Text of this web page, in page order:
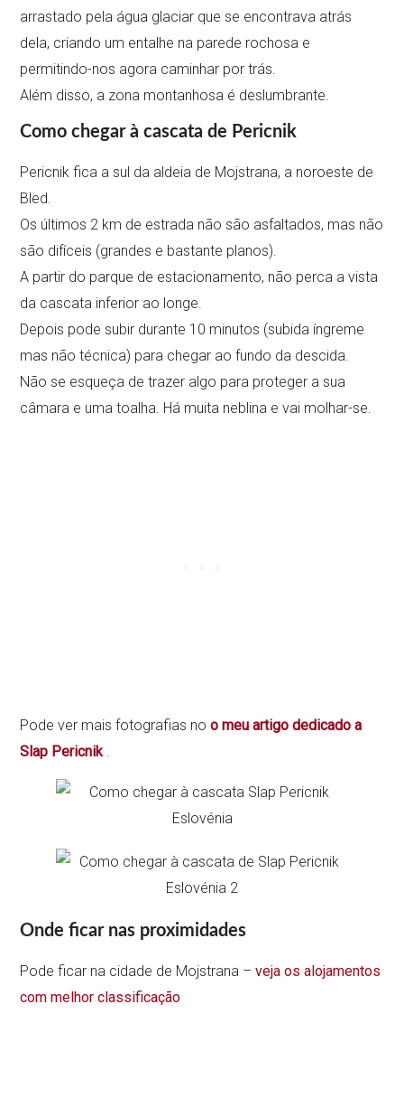
arrastado pela água glaciar que se encontrava atrás
dela, criando um entalhe na parede rochosa e
permitindo-nos agora caminhar por trás.
Além disso, a zona montanhosa é deslumbrante.
Como chegar àcascata de Pericnik
Pericnik fica a sul da aldeia de Mojstrana, a noroeste de
Bled.
Os últimos 2 km de estrada não são asfaltados, mas não
são difíceis (grandes e bastante planos).
A partir do parque de estacionamento, não perca a vista
da cascata inferior ao longe.
Depois pode subir durante 10 minutos (subida íngreme
mas não técnica) para chegar ao fundo da descida.
Não se esqueça de trazer algo para proteger a sua
câmara e uma toalha. Há muita neblina e vai molhar-se.
Pode ver mais fotografias noo meu artigo dedicado a
Slap Pericnik
Onde ficar nas proximidades
Pode ficar na cidade de Mojstrana –veja os alojamentos
com melhor classificação